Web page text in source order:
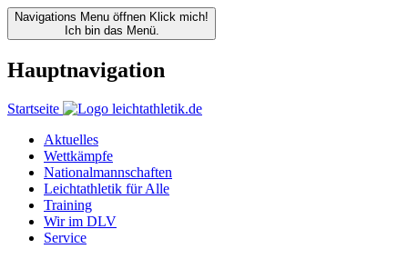
Navigations Menu öffnen Klick mich!
Ich bin das Menü.
Hauptnavigation
Startseite
Aktuelles
Wettkämpfe
Nationalmannschaften
Leichtathletik für Alle
Training
Wir im DLV
Service